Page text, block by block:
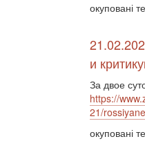
окуповані
и
За двое
https://
21/
окуповані